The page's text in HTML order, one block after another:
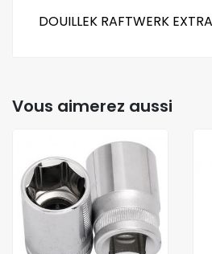
DOUILLEK RAFTWERK
Vous aimerez aussi